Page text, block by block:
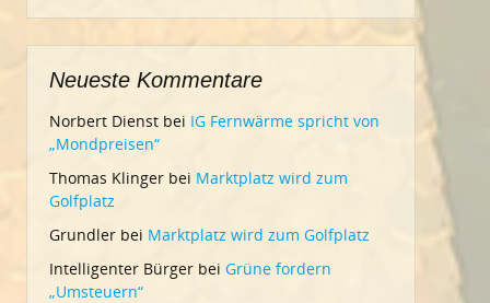
Neueste Kommentare
Norbert Dienst bei IG Fernwärme spricht von
„Mondpreisen“
Thomas Klinger bei Marktplatz wird zum
Golfplatz
Grundler bei Marktplatz wird zum Golfplatz
Intelligenter Bürger bei Grüne fordern
„Umsteuern“